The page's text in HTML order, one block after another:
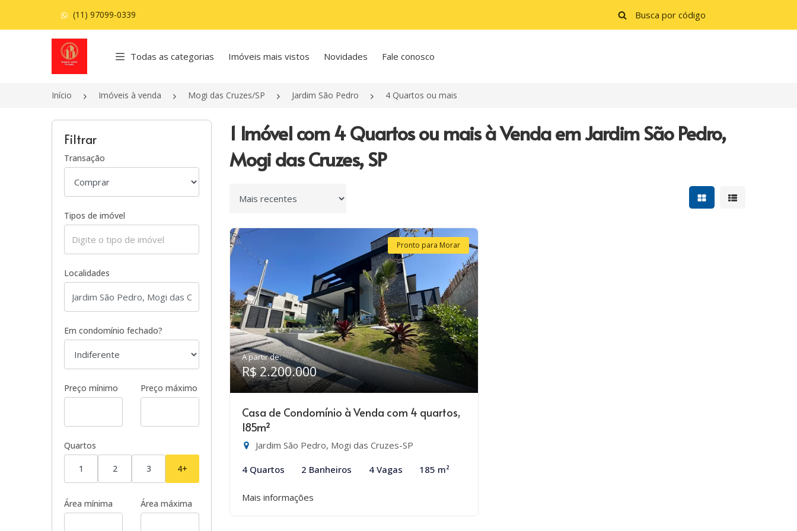
(11) 97099-0339
Página inicial
Todas as categorias Imóveis mais vistos Novidades Fale conosco
Início Imóveis à venda Mogi das Cruzes/SP Jardim São Pedro 4 Quartos ou mais
Filtrar
Transação
Tipos de imóvel
Localidades
Em condomínio fechado?
Preço mínimo Preço máximo
Quartos
1 2 3 4+
Área mínima Área máxima
1 Imóvel com 4 Quartos ou mais à Venda em Jardim São Pedro,
Mogi das Cruzes, SP
Ordenar por Mostrar resultados
Mostrar
Pronto para Morar
A partir de:
R$ 2.200.000
Casa de Condomínio à Venda com 4 quartos,
185m²
Jardim São Pedro, Mogi das Cruzes-SP
4 Quartos 2 Banheiros 4 Vagas 185 m²
Mais informações